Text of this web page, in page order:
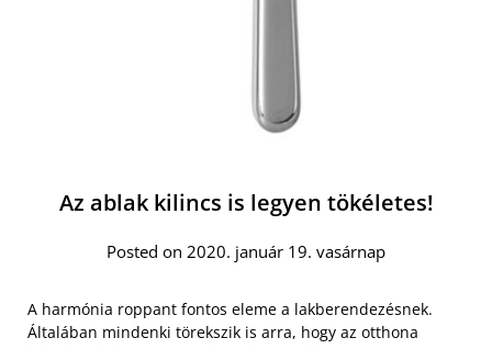
Az ablak kilincs is legyen tökéletes!
Posted on 2020. január 19. vasárnap
A harmónia roppant fontos eleme a lakberendezésnek.
Általában mindenki törekszik is arra, hogy az otthona